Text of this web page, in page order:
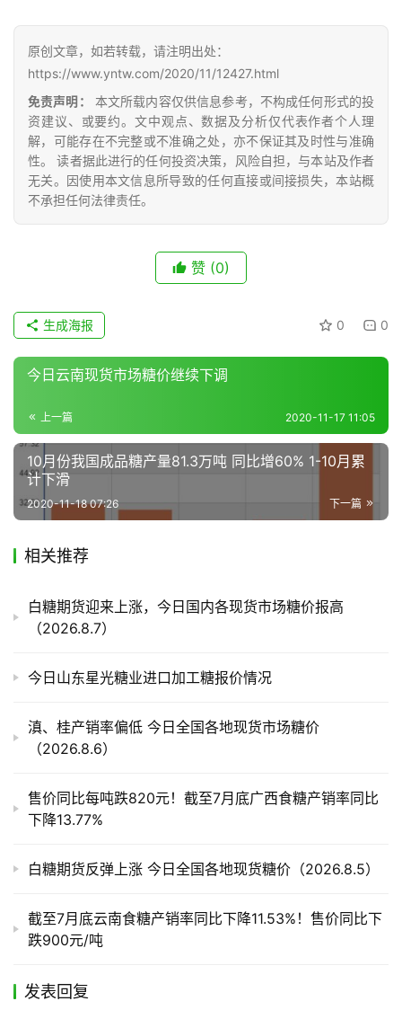
云
网
公
众
号
价
地
区
频
产
产
运
原创文章，如若转载，请注明出处：
https://www.yntw.com/2020/11/12427.html
免责声明：
本文所载内容仅供信息参考，不构成任何形式的投
资建议、或要约。文中观点、数据及分析仅代表作者个人理
解，可能存在不完整或不准确之处，亦不保证其及时性与准确
性。 读者据此进行的任何投资决策，风险自担，与本站及作者
无关。因使用本文信息所导致的任何直接或间接损失，本站概
不承担任何法律责任。
赞 (0)
0 0
生成海报
今日云南现货市场糖价继续下调
上一篇 2020-11-17 11:05
10月份我国成品糖产量81.3万吨 同比增60% 1-10月累
计下滑
下一篇
2020-11-18 07:26
相关推荐
白糖期货迎来上涨，今日国内各现货市场糖价报高
（2026.8.7）
今日山东星光糖业进口加工糖报价情况
滇、桂产销率偏低 今日全国各地现货市场糖价
（2026.8.6）
售价同比每吨跌820元！截至7月底广西食糖产销率同比
下降13.77%
白糖期货反弹上涨 今日全国各地现货糖价（2026.8.5）
截至7月底云南食糖产销率同比下降11.53%！售价同比下
跌900元/吨
发表回复